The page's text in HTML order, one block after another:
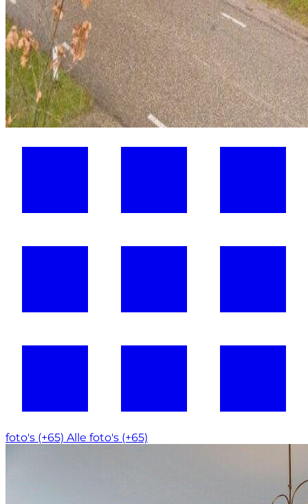
foto's (+65) Alle foto's (+65)